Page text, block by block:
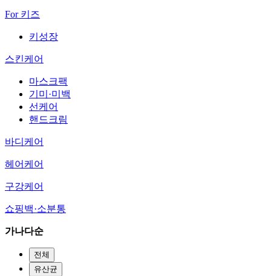
For 키즈
키성장
스킨케어
마스크팩
기미·미백
선케어
핸드크림
바디케어
헤어케어
구강케어
쇼핑백·소분통
가나다순
전체
유산균